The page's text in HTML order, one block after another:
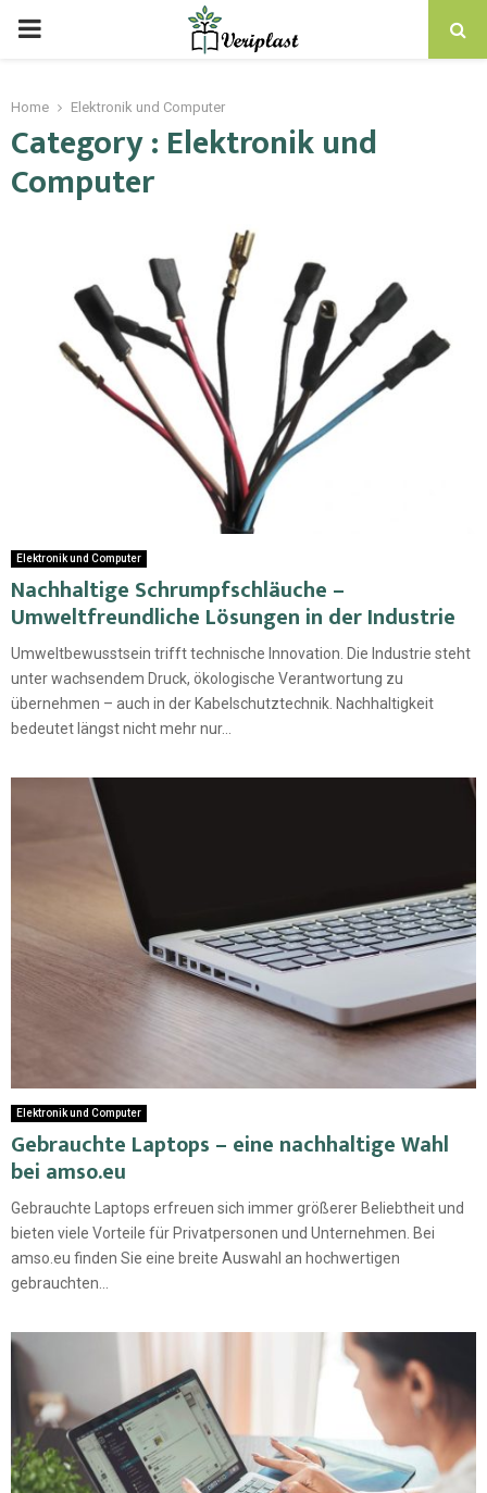
Home Elektronik und Computer
Category : Elektronik und
Computer
Elektronik und Computer
Nachhaltige Schrumpfschläuche –
Umweltfreundliche Lösungen in der Industrie
Umweltbewusstsein trifft technische Innovation. Die Industrie steht
unter wachsendem Druck, ökologische Verantwortung zu
übernehmen – auch in der Kabelschutztechnik. Nachhaltigkeit
bedeutet längst nicht mehr nur...
Elektronik und Computer
Gebrauchte Laptops – eine nachhaltige Wahl
bei amso.eu
Gebrauchte Laptops erfreuen sich immer größerer Beliebtheit und
bieten viele Vorteile für Privatpersonen und Unternehmen. Bei
amso.eu finden Sie eine breite Auswahl an hochwertigen
gebrauchten...